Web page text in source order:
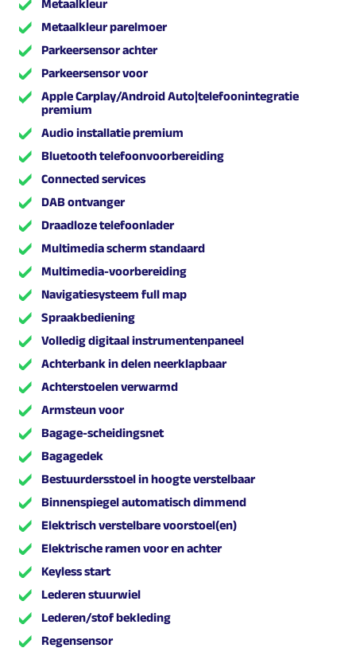
Metaalkleur
Metaalkleur parelmoer
Parkeersensor achter
Parkeersensor voor
Apple Carplay/Android Auto|telefoonintegratie
premium
Audio installatie premium
Bluetooth telefoonvoorbereiding
Connected services
DAB ontvanger
Draadloze telefoonlader
Multimedia scherm standaard
Multimedia-voorbereiding
Navigatiesysteem full map
Spraakbediening
Volledig digitaal instrumentenpaneel
Achterbank in delen neerklapbaar
Achterstoelen verwarmd
Armsteun voor
Bagage-scheidingsnet
Bagagedek
Bestuurdersstoel in hoogte verstelbaar
Binnenspiegel automatisch dimmend
Elektrisch verstelbare voorstoel(en)
Elektrische ramen voor en achter
Keyless start
Lederen stuurwiel
Lederen/stof bekleding
Regensensor